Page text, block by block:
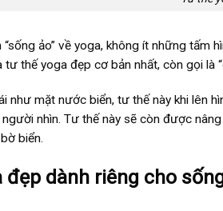
ảo” về yoga, không ít những tấm
tư thế yoga đẹp cơ bản nhất, còn gọi là
như mặt nước biển, tư thế này khi lên
nhìn. Tư thế này sẽ còn được
biển.
đẹp dành riêng cho